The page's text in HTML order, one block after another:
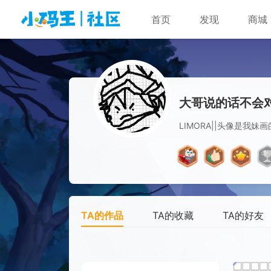
首页 发现 商城
大哥说的话不会
LIMORA||头像是我妹画
TA的作品 TA的收藏 TA的好友